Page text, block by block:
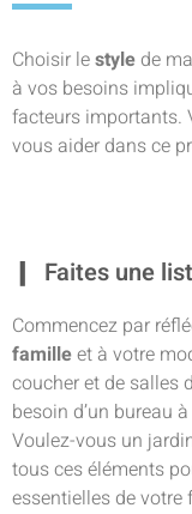
Choisir lestyle de
à vos besoins
facteurs importants.
vous aider dans ce
Faites une
Commencez par
familleet à votre
coucher et de salles
besoin d’un bureau
Voulez-vous un
tous ces éléments
essentielles de votre